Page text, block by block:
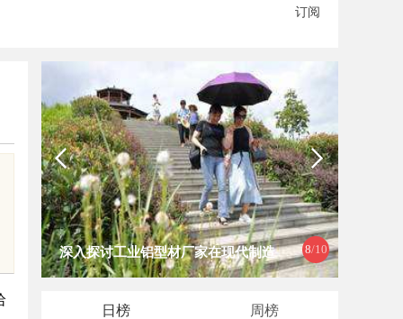
订阅
8/10
深入探讨工业铝型材厂家在现代制造
日榜 周榜